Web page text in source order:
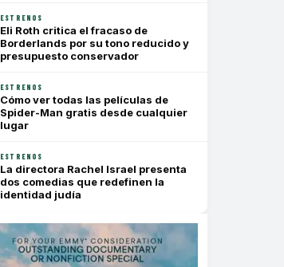
ESTRENOS
Eli Roth critica el fracaso de
Borderlands por su tono reducido y
presupuesto conservador
ESTRENOS
Cómo ver todas las películas de
Spider-Man gratis desde cualquier
lugar
ESTRENOS
La directora Rachel Israel presenta
dos comedias que redefinen la
identidad judía